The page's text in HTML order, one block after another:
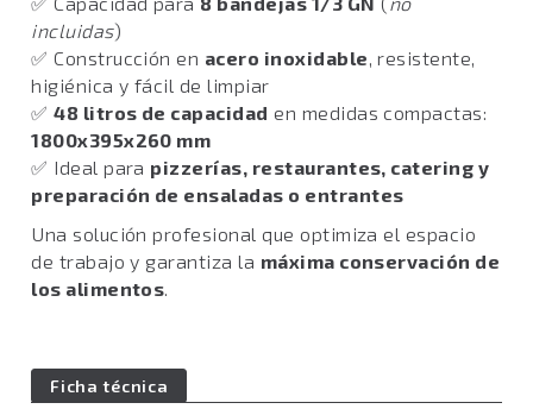
incluidas)
✅ Construcción en acero inoxidable, resistente,
higiénica y fácil de limpiar
✅48 litros de capacidad en medidas compactas:
1800x395x260 mm
✅ Ideal para pizzerías, restaurantes, catering y
preparación de ensaladas o entrantes
Una solución profesional que optimiza el espacio
de trabajo y garantiza la máxima conservación de
los alimentos.
Ficha técnica